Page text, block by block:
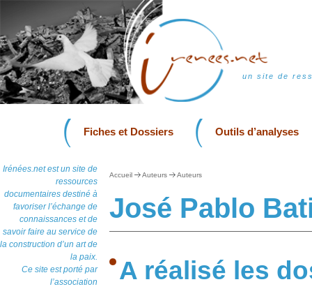
un site de
Fiches et Dossiers Outils d’analyses
Irénées.net est un site de
ressources
documentaires destiné à
favoriser l’échange de
connaissances et de
savoir faire au service de
la construction d’un art de
la paix.
Ce site est porté par
l’association
Accueil Auteurs Auteurs
José Pablo
A réalisé les